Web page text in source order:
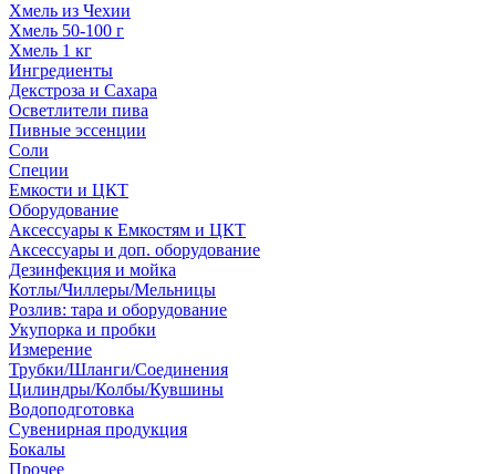
Хмель из Чехии
Хмель 50-100 г
Хмель 1 кг
Ингредиенты
Декстроза и Сахара
Осветлители пива
Пивные эссенции
Соли
Специи
Емкости и ЦКТ
Оборудование
Аксессуары к Емкостям и ЦКТ
Аксессуары и доп. оборудование
Дезинфекция и мойка
Котлы/Чиллеры/Мельницы
Розлив: тара и оборудование
Укупорка и пробки
Измерение
Трубки/Шланги/Соединения
Цилиндры/Колбы/Кувшины
Водоподготовка
Сувенирная продукция
Бокалы
Прочее